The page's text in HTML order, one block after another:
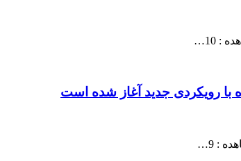
با رویکردی جدید آغاز شده است